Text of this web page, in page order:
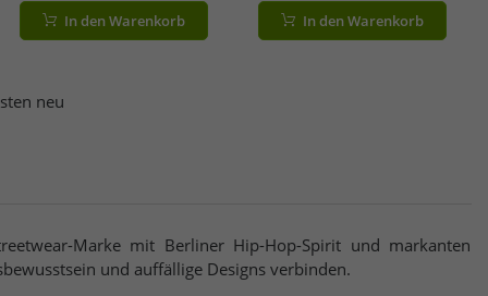
In den Warenkorb In den Warenkorb
neu
Marke mit Berliner Hip-Hop-Spirit und markanten
und auffällige Designs verbinden.